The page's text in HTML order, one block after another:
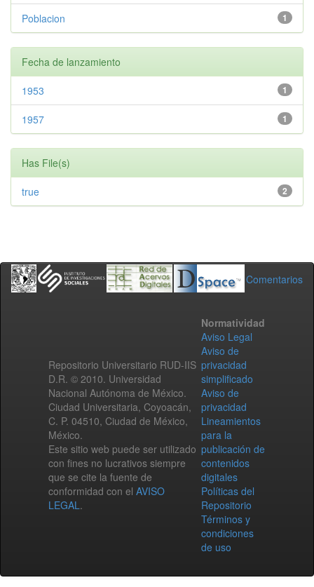
1
Poblacion
Fecha de lanzamiento
1
1953
1
1957
Has File(s)
2
true
Comentarios
Repositorio Universitario RUD-IIS
D.R. © 2010. Universidad
Nacional Autónoma de México.
Ciudad Universitaria, Coyoacán,
C. P. 04510, Ciudad de México,
México.
Este sitio web puede ser utilizado
con fines no lucrativos siempre
que se cite la fuente de
conformidad con el AVISO
LEGAL.
Normatividad
Aviso Legal
Aviso de
privacidad
simplificado
Aviso de
privacidad
Lineamientos
para la
publicación de
contenidos
digitales
Políticas del
Repositorio
Términos y
condiciones
de uso